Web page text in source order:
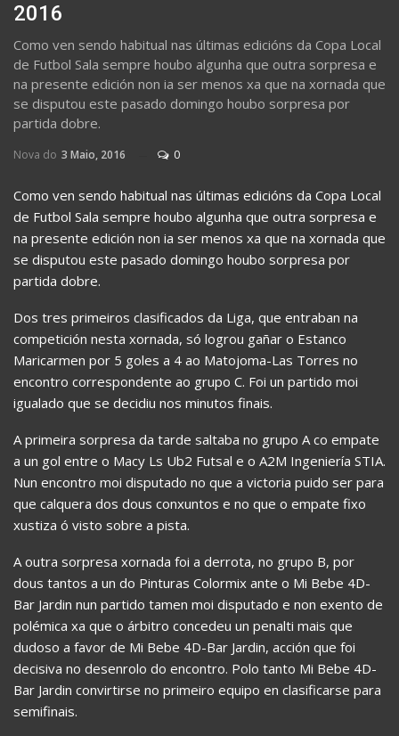
Como ven sendo habitual nas últimas edicións da Copa Local
de Futbol Sala sempre houbo algunha que outra sorpresa e
na presente edición non ia ser menos xa que na xornada que
se disputou este pasado domingo houbo sorpresa por
partida dobre.
Nova do 3 Maio, 2016 0
Como ven sendo habitual nas últimas edicións da Copa Local
de Futbol Sala sempre houbo algunha que outra sorpresa e
na presente edición non ia ser menos xa que na xornada que
se disputou este pasado domingo houbo sorpresa por
partida dobre.
Dos tres primeiros clasificados da Liga, que entraban na
competición nesta xornada, só logrou gañar o Estanco
Maricarmen por 5 goles a 4 ao Matojoma-Las Torres no
encontro correspondente ao grupo C. Foi un partido moi
igualado que se decidiu nos minutos finais.
A primeira sorpresa da tarde saltaba no grupo A co empate
a un gol entre o Macy Ls Ub2 Futsal e o A2M Ingeniería STIA.
Nun encontro moi disputado no que a victoria puido ser para
que calquera dos dous conxuntos e no que o empate fixo
xustiza ó visto sobre a pista.
A outra sorpresa xornada foi a derrota, no grupo B, por
dous tantos a un do Pinturas Colormix ante o Mi Bebe 4D-
Bar Jardin nun partido tamen moi disputado e non exento de
polémica xa que o árbitro concedeu un penalti mais que
dudoso a favor de Mi Bebe 4D-Bar Jardin, acción que foi
decisiva no desenrolo do encontro. Polo tanto Mi Bebe 4D-
Bar Jardin convirtirse no primeiro equipo en clasificarse para
semifinais.